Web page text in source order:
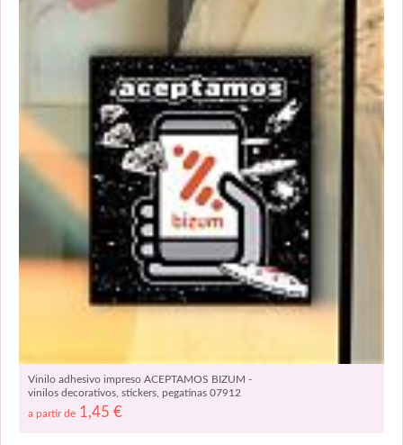
Vinilo adhesivo impreso ACEPTAMOS BIZUM -
vinilos decorativos, stickers, pegatinas 07912
a partir de 1,45 €